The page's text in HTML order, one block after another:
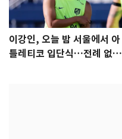
이강인, 오늘 밤 서울에서 아
틀레티코 입단식…전례 없는